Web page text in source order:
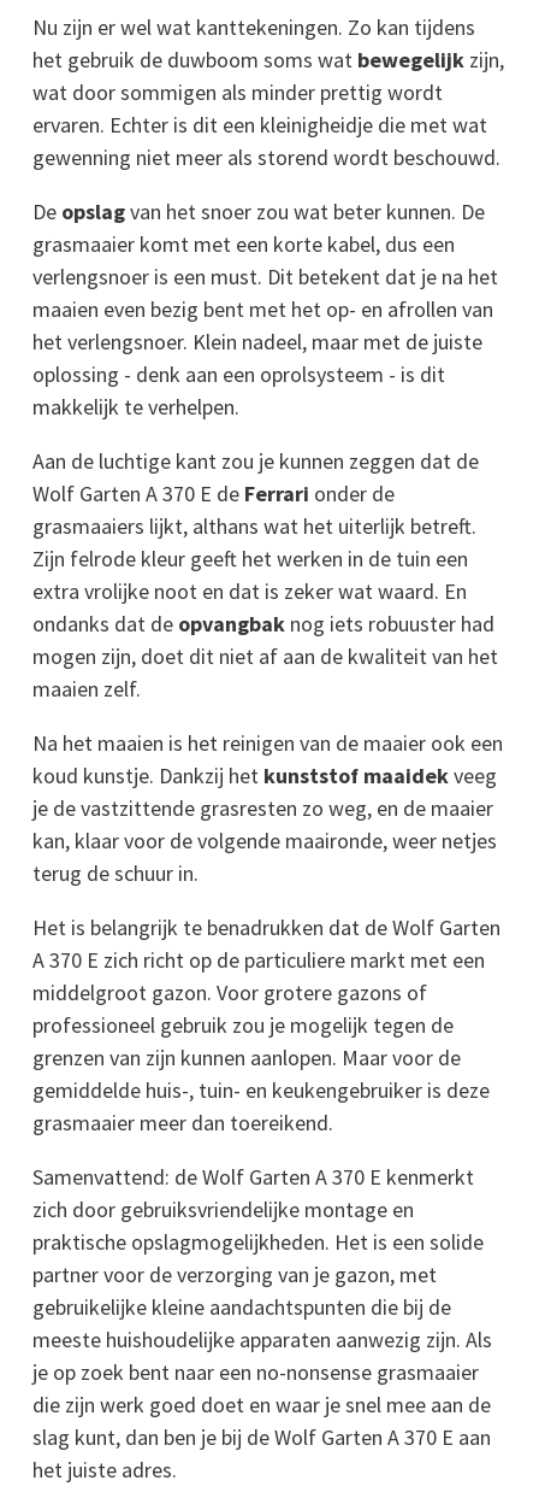
Nu zijn er wel wat kanttekeningen. Zo kan tijdens
het gebruik de duwboom soms wat bewegelijk zijn,
wat door sommigen als minder prettig wordt
ervaren. Echter is dit een kleinigheidje die met wat
gewenning niet meer als storend wordt beschouwd.
De opslagvan het snoer zou wat beter kunnen. De
grasmaaier komt met een korte kabel, dus een
verlengsnoer is een must. Dit betekent dat je na het
maaien even bezig bent met het op- en afrollen van
het verlengsnoer. Klein nadeel, maar met de juiste
oplossing - denk aan een oprolsysteem - is dit
makkelijk te verhelpen.
Aan de luchtige kant zou je kunnen zeggen dat de
Wolf Garten A 370 E de Ferrari onder de
grasmaaiers lijkt, althans wat het uiterlijk betreft.
Zijn felrode kleur geeft het werken in de tuin een
extra vrolijke noot en dat is zeker wat waard. En
ondanks dat de opvangbak nog iets robuuster had
mogen zijn, doet dit niet af aan de kwaliteit van het
maaien zelf.
Na het maaien is het reinigen van de maaier ook een
koud kunstje. Dankzij het kunststof maaidekveeg
je de vastzittende grasresten zo weg, en de maaier
kan, klaar voor de volgende maaironde, weer netjes
terug de schuur in.
Het is belangrijk te benadrukken dat de Wolf Garten
A 370 E zich richt op de particuliere markt met een
middelgroot gazon. Voor grotere gazons of
professioneel gebruik zou je mogelijk tegen de
grenzen van zijn kunnen aanlopen. Maar voor de
gemiddelde huis-, tuin- en keukengebruiker is deze
grasmaaier meer dan toereikend.
Samenvattend: de Wolf Garten A 370 E kenmerkt
zich door gebruiksvriendelijke montage en
praktische opslagmogelijkheden. Het is een solide
partner voor de verzorging van je gazon, met
gebruikelijke kleine aandachtspunten die bij de
meeste huishoudelijke apparaten aanwezig zijn. Als
je op zoek bent naar een no-nonsense grasmaaier
die zijn werk goed doet en waar je snel mee aan de
slag kunt, dan ben je bij de Wolf Garten A 370 E aan
het juiste adres.